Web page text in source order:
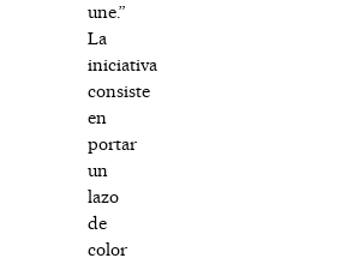
une.”
La
iniciativa
consiste
en
portar
un
lazo
de
color